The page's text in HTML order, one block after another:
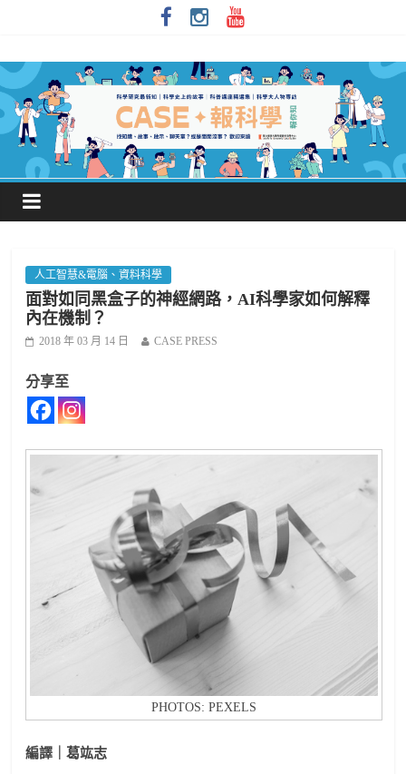
人工智慧&電腦、資料科學
面對如同黑盒子的神經網路，AI科學家如何解釋
內在機制？
2018 年 03 月 14 日 CASE PRESS
分享至
PHOTOS: PEXELS
編譯｜葛竑志